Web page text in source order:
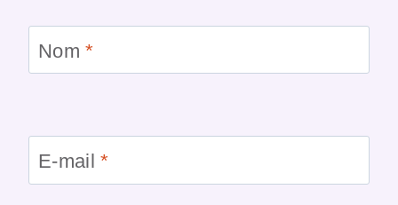
Nom*
E-mail*